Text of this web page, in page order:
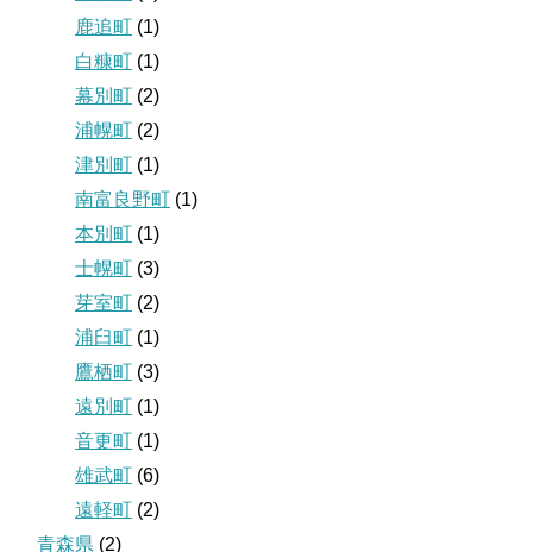
鹿追町 (1)
白糠町 (1)
幕別町 (2)
浦幌町 (2)
津別町 (1)
南富良野町 (1)
本別町 (1)
士幌町 (3)
芽室町 (2)
浦臼町 (1)
鷹栖町 (3)
遠別町 (1)
音更町 (1)
雄武町 (6)
遠軽町 (2)
青森県 (2)